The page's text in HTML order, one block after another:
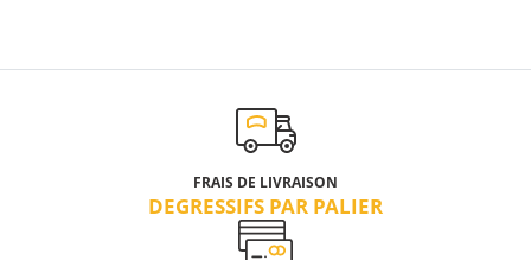
FRAIS DE LIVRAISON
DEGRESSIFS PAR PALIER